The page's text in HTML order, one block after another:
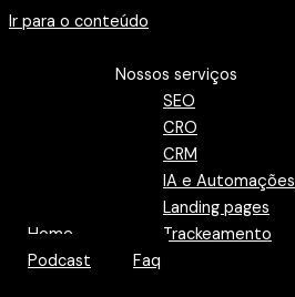
Ir para o conteúdo
Home
Nossos serviços
SEO
CRO
CRM
IA e Automações
Landing pages
Trackeamento
Podcast
Faq